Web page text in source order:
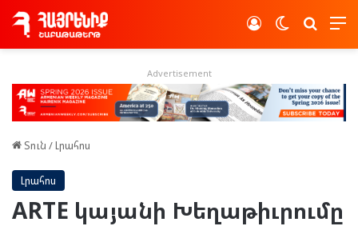
Switch skin
Log In
Advertisement
Տուն /Լրահոս
Լրահոս
ARTE կայանի Խեղաթիւրումը